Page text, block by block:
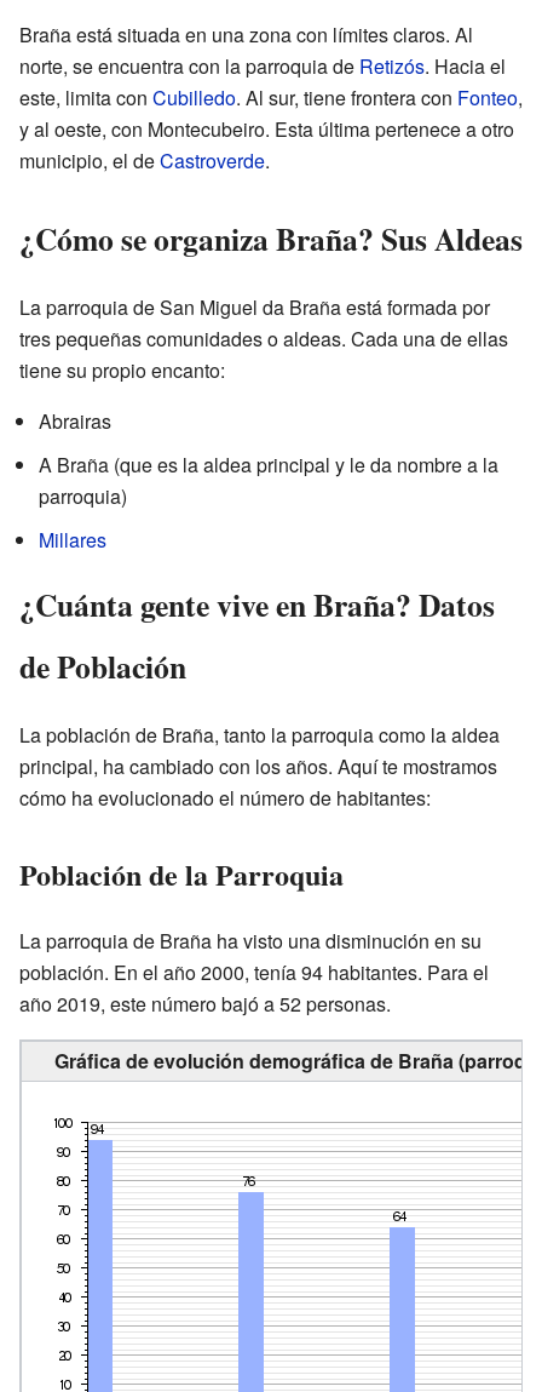
Braña está situada en una zona con límites claros. Al
norte, se encuentra con la parroquia de Retizós. Hacia el
este, limita con Cubilledo. Al sur, tiene frontera con Fonteo,
y al oeste, con Montecubeiro. Esta última pertenece a otro
municipio, el deCastroverde.
¿Cómo se organiza Braña? Sus Aldeas
La parroquia de San Miguel da Braña está formada por
tres pequeñas comunidades o aldeas. Cada una de ellas
tiene su propio encanto:
Abrairas
A Braña (que es la aldea principal y le da nombre a la
parroquia)
Millares
¿Cuánta gente vive en Braña? Datos
de Población
La población de Braña, tanto la parroquia como la aldea
principal, ha cambiado con los años. Aquí te mostramos
cómo ha evolucionado el número de habitantes:
Población de la Parroquia
La parroquia de Braña ha visto una disminución en su
población. En el año 2000, tenía 94 habitantes. Para el
año 2019, este número bajó a 52 personas.
Gráfica de evolución demográfica de Braña